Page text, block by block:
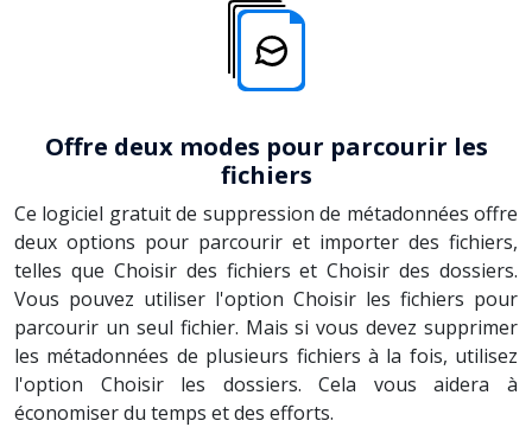
Offre deux modes pour parcourir les
fichiers
Ce logiciel gratuit de suppression de métadonnées offre
deux options pour parcourir et importer des fichiers,
telles que Choisir des fichiers et Choisir des dossiers.
Vous pouvez utiliser l'option Choisir les fichiers pour
parcourir un seul fichier. Mais si vous devez supprimer
les métadonnées de plusieurs fichiers à la fois, utilisez
l'option Choisir les dossiers. Cela vous aidera à
économiser du temps et des efforts.